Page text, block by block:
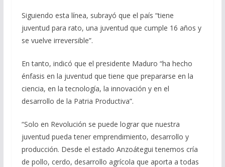
Siguiendo esta línea, subrayó que el país “tiene
juventud para rato, una juventud que cumple 16 años y
se vuelve irreversible”.
En tanto, indicó que el presidente Maduro “ha hecho
énfasis en la juventud que tiene que prepararse en la
ciencia, en la tecnología, la innovación y en el
desarrollo de la Patria Productiva”.
“Solo en Revolución se puede lograr que nuestra
juventud pueda tener emprendimiento, desarrollo y
producción. Desde el estado Anzoátegui tenemos cría
de pollo, cerdo, desarrollo agrícola que aporta a todas